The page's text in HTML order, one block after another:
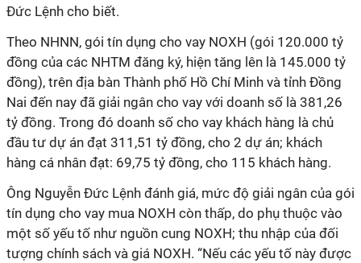
Đức Lệnh cho biết.
Theo NHNN, gói tín dụng cho vay NOXH (gói 120.000 tỷ
đồng của các NHTM đăng ký, hiện tăng lên là 145.000 tỷ
đồng), trên địa bàn Thành phố Hồ Chí Minh và tỉnh Đồng
Nai đến nay đã giải ngân cho vay với doanh số là 381,26
tỷ đồng. Trong đó doanh số cho vay khách hàng là chủ
đầu tư dự án đạt 311,51 tỷ đồng, cho 2 dự án; khách
hàng cá nhân đạt: 69,75 tỷ đồng, cho 115 khách hàng.
Ông Nguyễn Đức Lệnh đánh giá, mức độ giải ngân của gói
tín dụng cho vay mua NOXH còn thấp, do phụ thuộc vào
một số yếu tố như nguồn cung NOXH; thu nhập của đối
tượng chính sách và giá NOXH. “Nếu các yếu tố này được